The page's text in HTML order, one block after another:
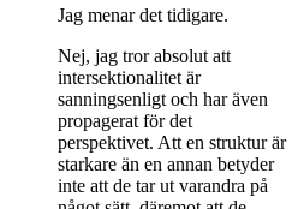
Jag menar det tidigare.
Nej, jag tror absolut att
intersektionalitet är
sanningsenligt och har även
propagerat för det
perspektivet. Att en struktur är
starkare än en annan betyder
inte att de tar ut varandra på